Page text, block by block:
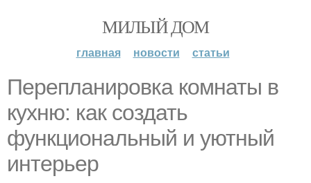
МИЛЫЙ ДОМ
главная новости статьи
Перепланировка комнаты в
кухню: как создать
функциональный и уютный
интерьер